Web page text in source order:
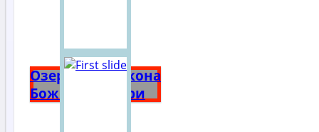
Озерянская икона
Божией Матери